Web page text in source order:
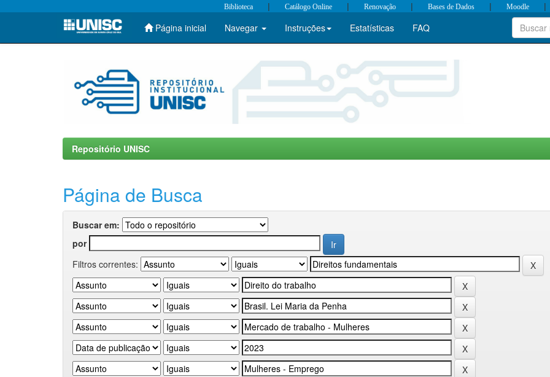
Skip
Biblioteca | Catálogo Online | Renovação | Bases de Dados | Moodle |
Página inicial Navegar Instruções Estatísticas FAQ
Repositório UNISC
Página de Busca
Buscar em:
por
Filtros correntes: